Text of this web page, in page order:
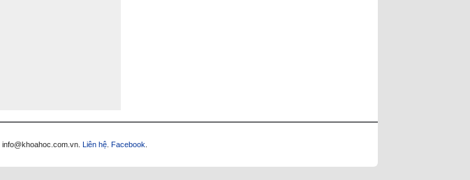
info@khoahoc.com.vn Liên hệ Facebook